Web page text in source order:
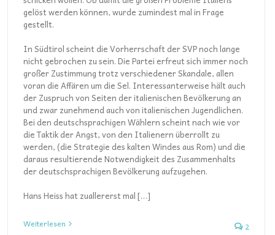
gelöst werden können, wurde zumindest mal in Frage
gestellt.
In Südtirol scheint die Vorherrschaft der SVP noch lange
nicht gebrochen zu sein. Die Partei erfreut sich immer noch
großer Zustimmung trotz verschiedener Skandale, allen
voran die Affären um die Sel. Interessanterweise hält auch
der Zuspruch von Seiten der italienischen Bevölkerung an
und zwar zunehmend auch von italienischen Jugendlichen.
Bei den deutschsprachigen Wählern scheint nach wie vor
die Taktik der Angst, von den Italienern überrollt zu
werden, (die Strategie des kalten Windes aus Rom) und die
daraus resultierende Notwendigkeit des Zusammenhalts
der deutschsprachigen Bevölkerung aufzugehen.
Hans Heiss hat zuallererst mal […]
Weiterlesen 2